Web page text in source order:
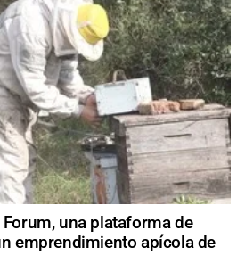
una plataforma de
emprendimiento apícola de